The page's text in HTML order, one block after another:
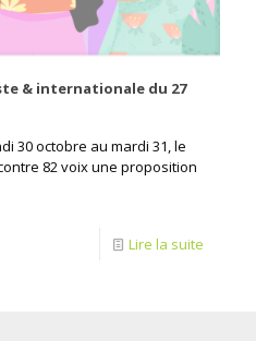
& internationale du 27
30 octobre au mardi 31, le
82 voix une proposition
Lire la suite